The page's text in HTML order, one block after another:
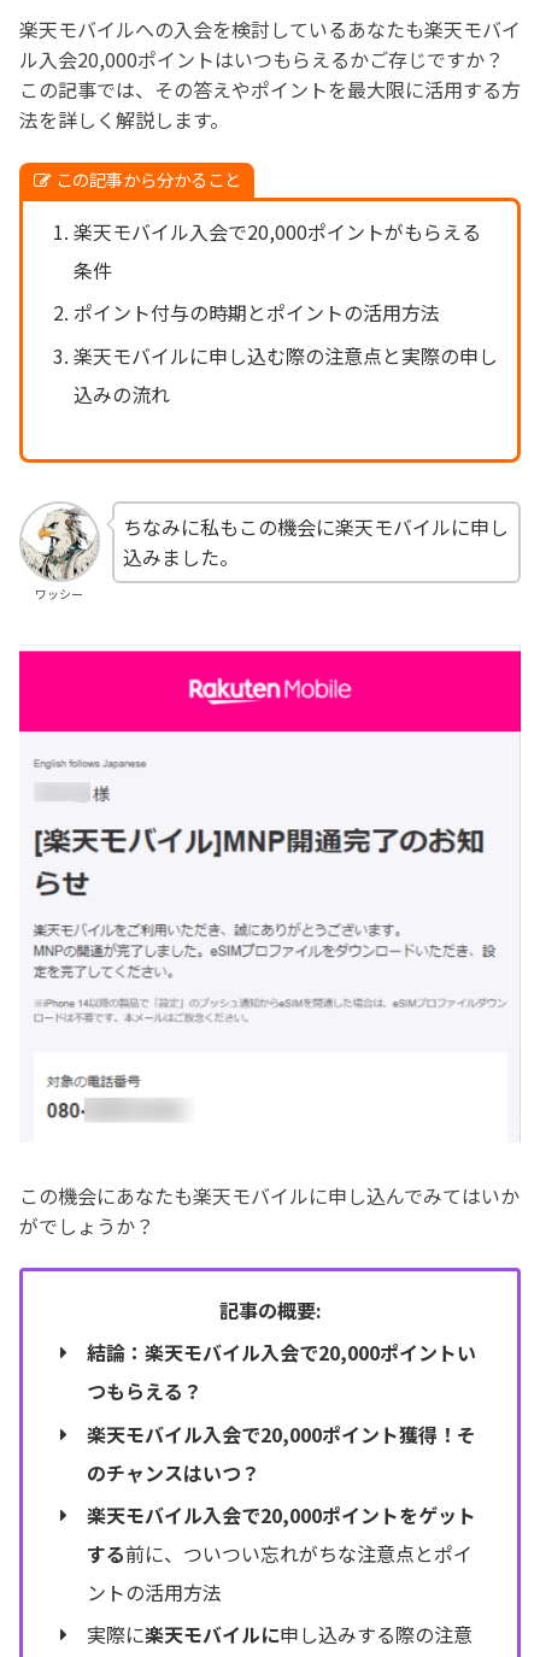
楽天モバイルへの入会を検討しているあなたも楽天モバイ
ル入会20,000ポイントはいつもらえるかご存じですか？
この記事では、その答えやポイントを最大限に活用する方
法を詳しく解説します。
この記事から分かること
楽天モバイル入会で20,000ポイントがもらえる
条件
ポイント付与の時期とポイントの活用方法
楽天モバイルに申し込む際の注意点と実際の申し
込みの流れ
ワッシー
ちなみに私もこの機会に楽天モバイルに申し
込みました。
この機会にあなたも楽天モバイルに申し込んでみてはいか
がでしょうか？
記事の概要:
結論：楽天モバイル入会で20,000ポイントい
つもらえる？
楽天モバイル入会で20,000ポイント獲得！そ
のチャンスはいつ？
楽天モバイル入会で20,000ポイントをゲット
する前に、ついつい忘れがちな注意点とポイ
ントの活用方法
実際に楽天モバイルに申し込みする際の注意